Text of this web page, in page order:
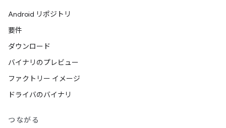
Android リポジトリ
要件
ダウンロード
バイナリのプレビュー
ファクトリー イメージ
ドライバのバイナリ
つながる